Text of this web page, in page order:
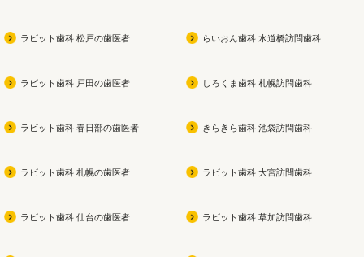
ラビット歯科 松戸の歯医者
ラビット歯科 戸田の歯医者
ラビット歯科 春日部の歯医者
ラビット歯科 札幌の歯医者
ラビット歯科 仙台の歯医者
らいおん歯科 水道橋訪問歯科
しろくま歯科 札幌訪問歯科
きらきら歯科 池袋訪問歯科
ラビット歯科 大宮訪問歯科
ラビット歯科 草加訪問歯科